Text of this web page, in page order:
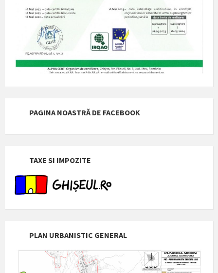
PAGINA NOASTRĂ DE FACEBOOK
TAXE SI IMPOZITE
PLAN URBANISTIC GENERAL